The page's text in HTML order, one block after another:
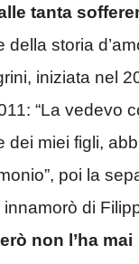
tanta
della storia
iniziata nel
“La vedevo
dei miei figli,
poi la
innamorò di
non l’ha mai